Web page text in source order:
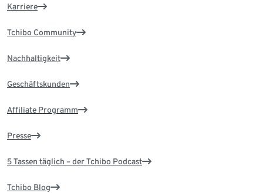
Karriere
Tchibo Community
Nachhaltigkeit
Geschäftskunden
Affiliate Programm
Presse
5 Tassen täglich – der Tchibo Podcast
Tchibo Blog